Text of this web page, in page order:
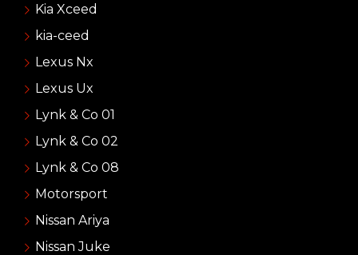
Kia Xceed
kia-ceed
Lexus Nx
Lexus Ux
Lynk & Co 01
Lynk & Co 02
Lynk & Co 08
Motorsport
Nissan Ariya
Nissan Juke